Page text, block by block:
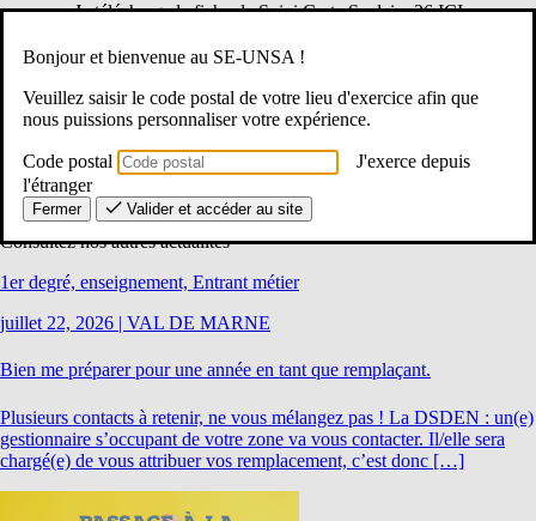
Je télécharge la fiche de Suivi Carte Scolaire 26 ICI
FacebookMastodonEmail
Consultez nos autres actualités
1er degré, enseignement, Entrant métier
juillet 22, 2026 | VAL DE MARNE
Bien me préparer pour une année en tant que remplaçant.
Plusieurs contacts à retenir, ne vous mélangez pas ! La DSDEN : un(e)
gestionnaire s’occupant de votre zone va vous contacter. Il/elle sera
chargé(e) de vous attribuer vos remplacement, c’est donc […]
Bonjour et bienvenue au SE-UNSA !
Veuillez saisir le code postal de votre lieu d'exercice afin que
nous puissions personnaliser votre expérience.
Code postal
J'exerce depuis
l'étranger
Fermer Valider et accéder au site